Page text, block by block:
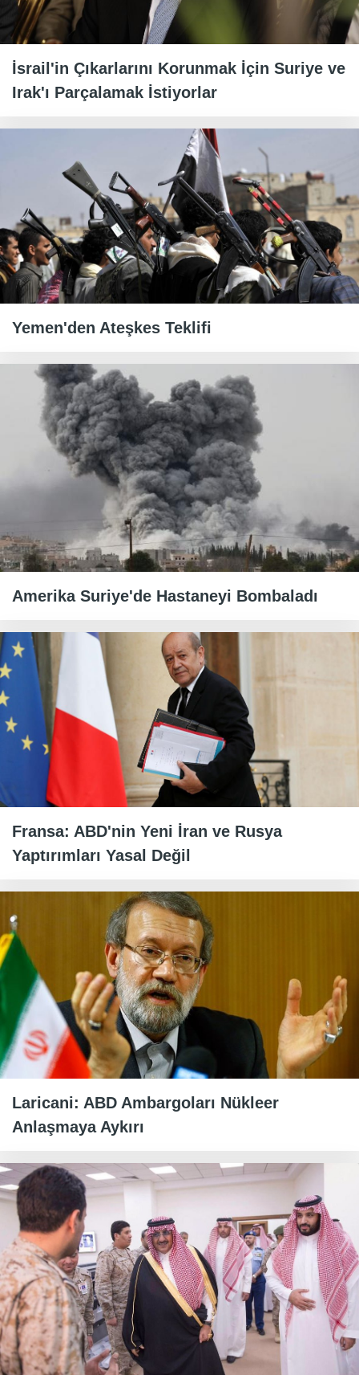
İsrail'in Çıkarlarını Korunmak İçin Suriye ve
Irak'ı Parçalamak İstiyorlar
Yemen'den Ateşkes Teklifi
Amerika Suriye'de Hastaneyi Bombaladı
Fransa: ABD'nin Yeni İran ve Rusya
Yaptırımları Yasal Değil
Laricani: ABD Ambargoları Nükleer
Anlaşmaya Aykırı